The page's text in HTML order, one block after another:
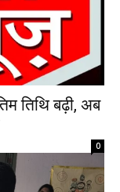
तिथि बढ़ी, अब
0